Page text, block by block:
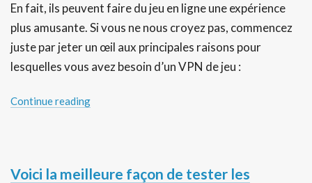
En fait, ils peuvent faire du jeu en ligne une expérience
plus amusante. Si vous ne nous croyez pas, commencez
juste par jeter un œil aux principales raisons pour
lesquelles vous avez besoin d’un VPN de jeu :
Continue reading
Voici la meilleure façon de tester les